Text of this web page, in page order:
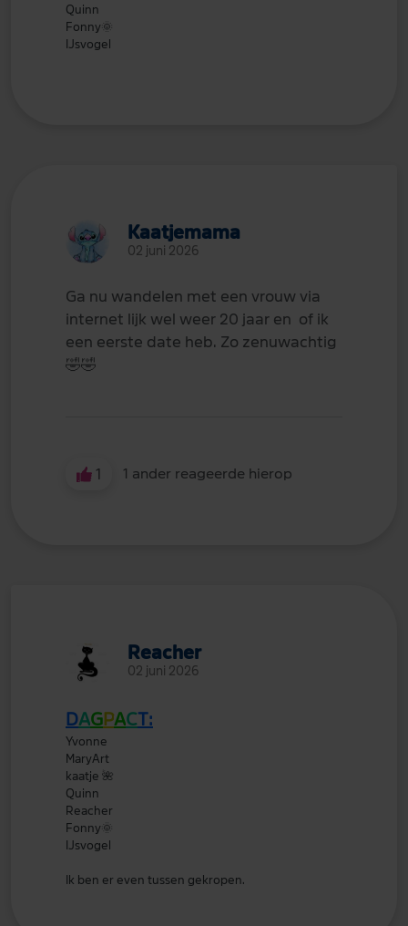
Quinn
Fonny🌞
IJsvogel
Kaatjemama
02 juni 2026
Ga nu wandelen met een vrouw via
internet lijk wel weer 20 jaar en of ik
een eerste date heb. Zo zenuwachtig
🤣🤣
1 1 ander reageerde hierop
Reacher
02 juni 2026
DAG PACT:
Yvonne
MaryArt
kaatje 🌺
Quinn
Reacher
Fonny🌞
IJsvogel
Ik ben er even tussen gekropen.